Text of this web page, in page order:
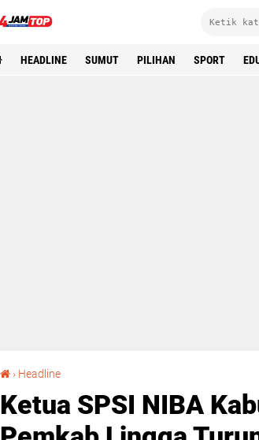
HEADLINE SUMUT PILIHAN SPORT
› Headline
Ketua SPSI NIBA